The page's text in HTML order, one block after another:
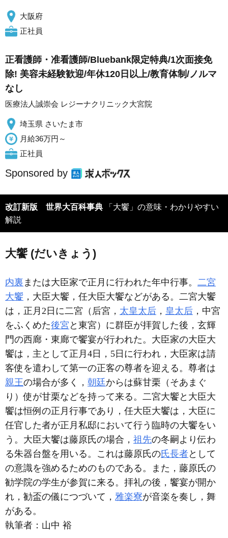
大阪府
正社員
正看護師・准看護師/Bluebank限定特典/1次面接免
除! 美容未経験歓迎/年休120日以上/教育体制/ノルマ
なし
医療法人誠崇会 レジーナクリニック大宮院
埼玉県 さいたま市
月給36万円～
正社員
Sponsored by
改訂新版 世界大百科事典
解説
大饗 (だいきょう)
内裏 または大臣家で正月に行われた年中行事。 二宮
大饗 ，大臣大饗，任大臣大饗などがある。二宮大饗
は，正月2日に二宮（后宮， 太皇太后 ， 皇太后 ，中宮
をふくめた後宮 と東宮）に群臣が拝賀した後，玄輝
門の西廊・東廊で饗宴が行われた。大臣家の大臣大
饗は，主として正月4日，5日に行われ，大臣家は請
客使を遣わして第一の正客の尊者を迎える。尊者は
親王の場合が多く， 朝廷からは蘇甘栗（そあまぐ
り）使が甘栗などを持って来る。二宮大饗と大臣大
饗は恒例の正月行事であり，任大臣大饗は，大臣に
任官した者が正月私邸において行う臨時の大饗をい
う。大臣大饗は藤原氏の場合， 祖先の冬嗣より伝わ
る朱器台盤を用いる。これは藤原氏の氏長者として
の意識を強めるためのものである。また，藤原氏の
勧学院の学生が参賀に来る。拝礼の後，饗宴が開か
れ，勧盃の儀につづいて， 雅楽寮が音楽を奏し，舞
がある。
執筆者： 山中 裕